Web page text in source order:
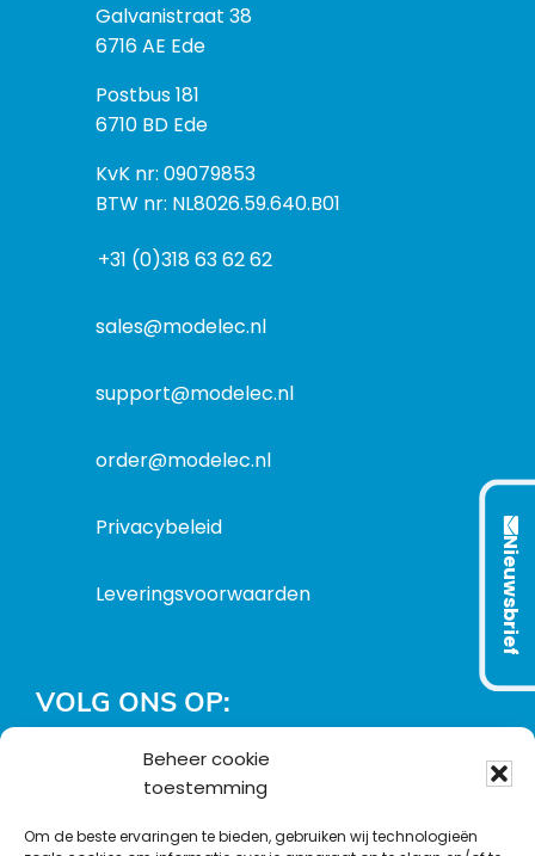
Beheer cookie
toestemming
Om de beste ervaringen te bieden, gebruiken wij technologieën
B
e
o
e
k
a
r
Galvanistraat 38
6716 AE Ede
P
o
t
a
s
Postbus 181
6710 BD Ede
I
n
o
m
KvK nr: 09079853
BTW nr: NL8026.59.640.B01
+31 (0)318 63 62 62
sales@modelec.nl
support@modelec.nl
order@modelec.nl
Privacybeleid
Leveringsvoorwaarden
VOLG ONS OP:
n
T
i
F
c
u
n
Nieuwsbrief